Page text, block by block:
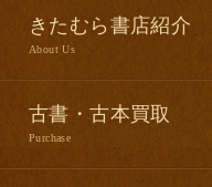
きたむら書店紹介
About Us
古書・古本買取
Purchase